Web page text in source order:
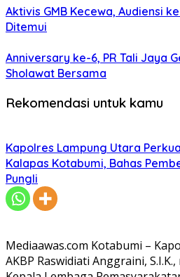
Aktivis GMB Kecewa, Audiensi
Ditemui
Anniversary ke-6, PR Tali Jaya
Sholawat Bersama
Rekomendasi untuk kamu
Kapolres Lampung Utara
Kalapas Kotabumi, Bahas
Pungli
Mediaawas.com Kotabumi –
AKBP Raswidiati Anggraini,